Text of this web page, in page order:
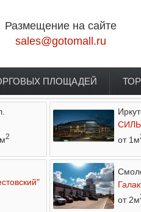
Размещение на сайте
sales@gotomall.ru
ПЛОЩАДЕЙ
2
от 1м
от 2м